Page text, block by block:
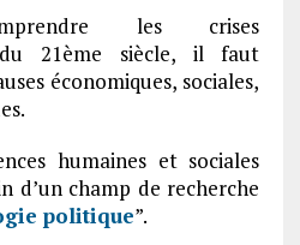
les crises
du 21ème siècle, il faut
économiques, sociales,
humaines et sociales
d’un champ de recherche
politique”.